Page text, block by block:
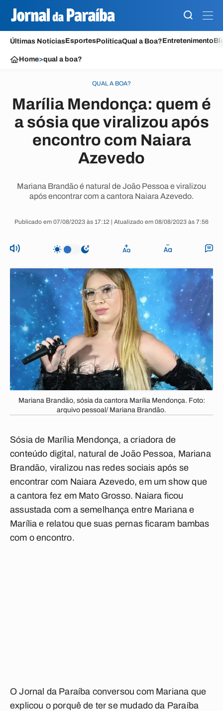
Últimas NotíciasEsportesPolíticaQual a Boa?Entretenimento
Home>qual a boa?
QUAL A BOA?
Marília Mendonça: quem é
a sósia que viralizou após
encontro com Naiara
Azevedo
Mariana Brandão é natural de João Pessoa e viralizou
após encontrar com a cantora Naiara Azevedo.
Publicado em 07/08/2023 às 17:12 | Atualizado em 08/08/2023 às 7:56
Mariana Brandão, sósia da cantora Marília Mendonça. Foto:
arquivo pessoal/ Mariana Brandão.
Sósia de Marília Mendonça, a criadora de
conteúdo digital, natural de João Pessoa, Mariana
Brandão, viralizou nas redes sociais após se
encontrar com Naiara Azevedo, em um show que
a cantora fez em Mato Grosso. Naiara ficou
assustada com a semelhança entre Mariana e
Marília e relatou que suas pernas ficaram bambas
com o encontro.
O Jornal da Paraíba conversou com Mariana que
explicou o porquê de ter se mudado da Paraíba